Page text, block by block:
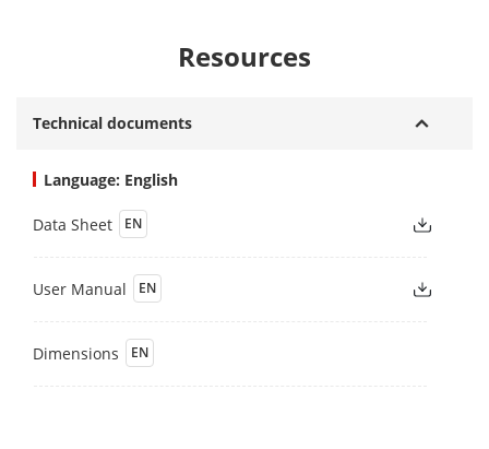
Resources
Technical documents
Language: English
Data Sheet EN
User Manual EN
Dimensions EN